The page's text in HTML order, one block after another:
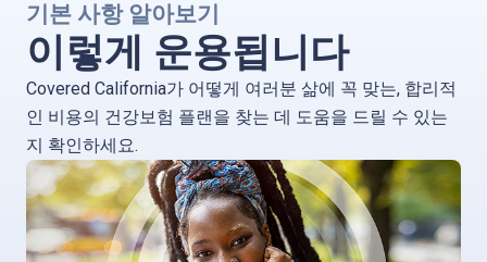
기본 사항 알아보기
이렇게 운용됩니다
Covered California가 어떻게 여러분 삶에 꼭 맞는, 합리적
인 비용의 건강보험 플랜을 찾는 데 도움을 드릴 수 있는
지 확인하세요.